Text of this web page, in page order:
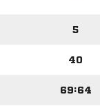
5
40
69:64